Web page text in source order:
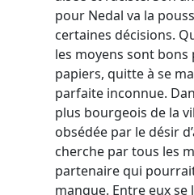
pour Nedal va la
certaines décisions.
les moyens sont
papiers, quitte à se
parfaite inconnue.
plus bourgeois de la
obsédée par le désir
cherche par tous les
partenaire qui
manque. Entre eux se